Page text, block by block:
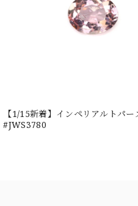
【1/15新着】インペリアルトパ
#JWS3780